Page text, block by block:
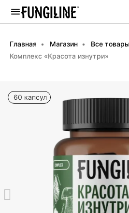
Главная Магазин
Все товары
Комплекс «Красота изнутри»
60 капсул